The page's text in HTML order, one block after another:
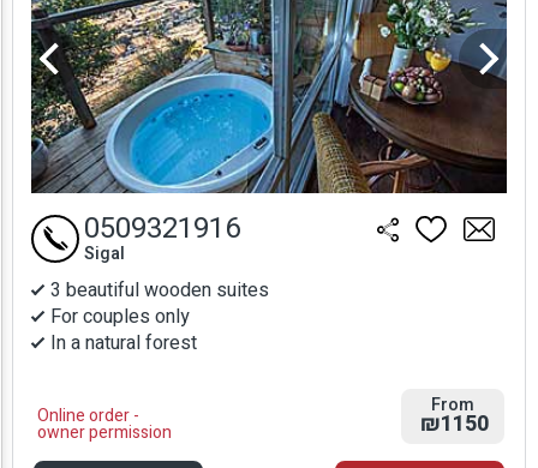
3 beautiful wooden suites
For couples only
In a natural forest
Online order -
owner permission
0509321916
Sigal
From
₪1150